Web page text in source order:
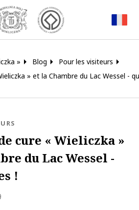
Fermer la fenêtre
» Blog
Pour les visiteurs
» et la Chambre du Lac Wessel -
cure « Wieliczka »
du Lac Wessel -
!
blog.modified_at 2020-05-19 15:25:31